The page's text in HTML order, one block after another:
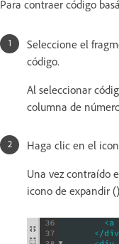
Para contraer código
Seleccione el
código.
Al seleccionar
columna de
Haga clic en el
Una vez contraído
icono de expandir